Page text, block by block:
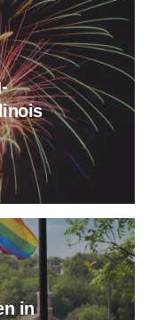
in
Sie mehr über